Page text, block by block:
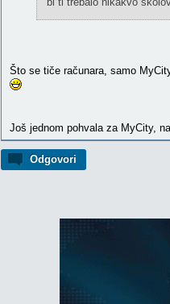
Odgovori
Što se tiče računara, samo
Još jednom pohvala za MyCity,